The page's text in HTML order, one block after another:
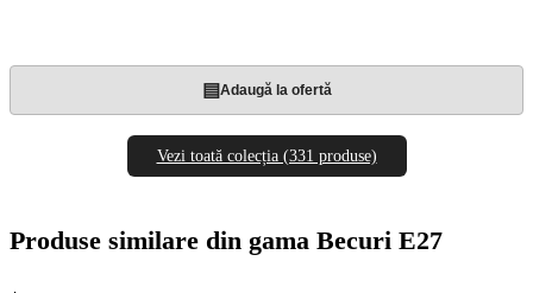
▤Adaugă la ofertă
Vezi toată colecția (331 produse)
Produse similare din gama Becuri E27